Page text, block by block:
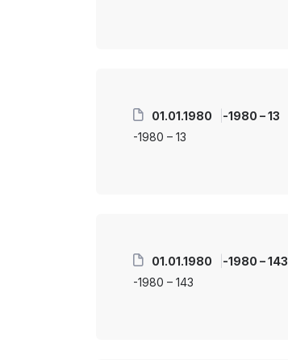
01.01.1980
-1980 – 13
-1980 – 13
01.01.1980
-1980 – 143
-1980 – 143